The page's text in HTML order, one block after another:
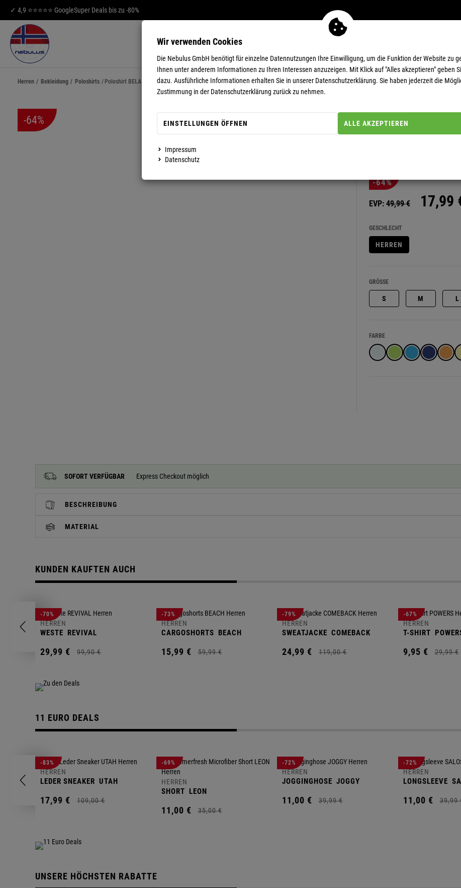
✓ 4,9 ⭐⭐⭐⭐⭐ GoogleSuper Deals bis zu -80%
HERREN DAMEN
Herren / Bekleidung / Poloshirts / Poloshirt BELA Herren
-64%
MEHR ANZEIGEN
Artikel-Nummer: 20000255
POLOSHIRT
-64%
EVP: 49,99 € 17,99
GESCHLECHT
HERREN
GRÖSSE
S M L
FARBE
SOFORT VERFÜGBAR Express Checkout möglich
BESCHREIBUNG
MATERIAL
KUNDEN KAUFTEN AUCH
-70%
HERREN
WESTE REVIVAL
29,99 € 99,90 €
-73%
HERREN
CARGOSHORTS BEACH
15,99 € 59,99 €
-79%
HERREN
SWEATJACKE COMEBACK
24,99 € 119,00 €
-67%
HERREN
T-SHIRT
9,95 € 29,99 €
11 EURO DEALS
-83%
HERREN
LEDER SNEAKER UTAH
17,99 € 109,00 €
-69%
HERREN
SHORT LEON
11,00 € 35,00 €
-72%
HERREN
JOGGINGHOSE JOGGY
11,00 € 39,99 €
-72%
HERREN
LONGSLEEVE
11,00 € 39,99
UNSERE HÖCHSTEN RABATTE
Wir verwenden Cookies
Die Nebulus GmbH benötigt für einzelne Datennutzungen Ihre Einwilligung, um die Funktion der Website zu
Ihnen unter anderem Informationen zu Ihren Interessen anzuzeigen. Mit Klick auf "Alles akzeptieren" geben
dazu. Ausführliche Informationen erhalten Sie in unserer Datenschutzerklärung. Sie haben jederzeit die
Zustimmung in der Datenschutzerklärung zurück zu nehmen.
EINSTELLUNGEN ÖFFNEN ALLE AKZEPTIEREN
Impressum
Datenschutz